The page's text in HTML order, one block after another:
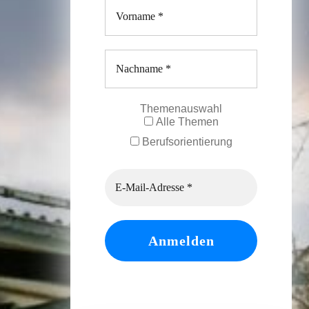
Themenauswahl
Alle Themen
Berufsorientierung